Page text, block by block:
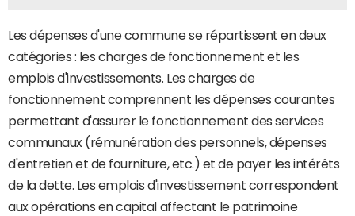
Les dépenses d'une commune se répartissent en deux
catégories : les charges de fonctionnement et les
emplois d'investissements. Les charges de
fonctionnement comprennent les dépenses courantes
permettant d'assurer le fonctionnement des services
communaux (rémunération des personnels, dépenses
d'entretien et de fourniture, etc.) et de payer les intérêts
de la dette. Les emplois d'investissement correspondent
aux opérations en capital affectant le patrimoine